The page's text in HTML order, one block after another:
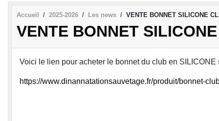
Accueil 2025-2026 Les news VENTE BONNET SILICONE
VENTE BONNET
Voici le lien pour acheter le bonnet du club en
https://www.dinannatationsauvetage.fr/produit/bonnet-